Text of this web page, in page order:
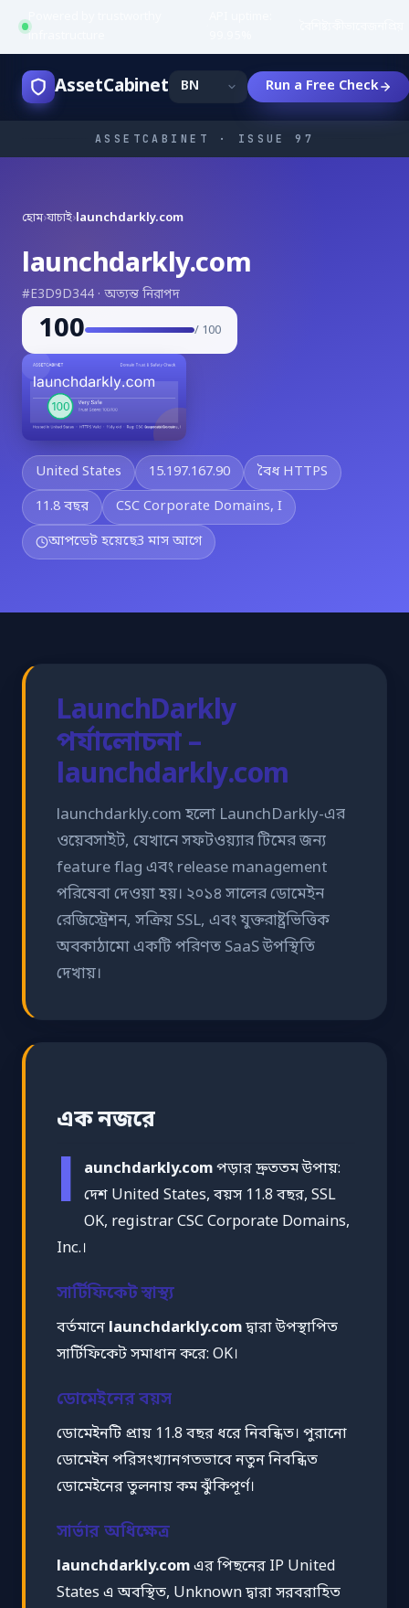
Powered by trustworthy
infrastructure
AssetCabinet Run a Free Check
ASSETCABINET · ISSUE 97
হোম›যাচাই›launchdarkly.com
launchdarkly.com
#E3D9D344 · অত্যন্ত নিরাপদ
100 / 100
United States 15.197.167.90
বৈধ HTTPS
11.8 বছর
CSC Corporate Domains, I
আপডেট হয়েছে3 মাস আগে
LaunchDarkly
পর্যালোচনা –
launchdarkly.com
launchdarkly.com হলো LaunchDarkly-এর
ওয়েবসাইট, যেখানে সফটওয়্যার টিমের জন্য
feature flag এবং release management
পরিষেবা দেওয়া হয়। ২০১৪ সালের ডোমেইন
রেজিস্ট্রেশন, সক্রিয় SSL, এবং যুক্তরাষ্ট্রভিত্তিক
অবকাঠামো একটি পরিণত SaaS উপস্থিতি
দেখায়।
এক নজরে
l aunchdarkly.comপড়ার দ্রুততম উপায়:
দেশ United States, বয়স 11.8 বছর, SSL
OK, registrar CSC Corporate Domains,
Inc.।
সার্টিফিকেট স্বাস্থ্য
বর্তমানে launchdarkly.comদ্বারা উপস্থাপিত
সার্টিফিকেট সমাধান করে: OK।
ডোমেইনের বয়স
ডোমেইনটি প্রায় 11.8 বছর ধরে নিবন্ধিত। পুরানো
ডোমেইন পরিসংখ্যানগতভাবে নতুন নিবন্ধিত
ডোমেইনের তুলনায় কম ঝুঁকিপূর্ণ।
সার্ভার অধিক্ষেত্র
launchdarkly.comএর পিছনের IP United
States এ অবস্থিত, Unknown দ্বারা সরবরাহিত